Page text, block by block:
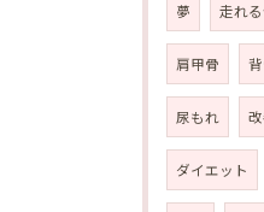
夢 走れ
肩甲骨
尿もれ
ダイエット